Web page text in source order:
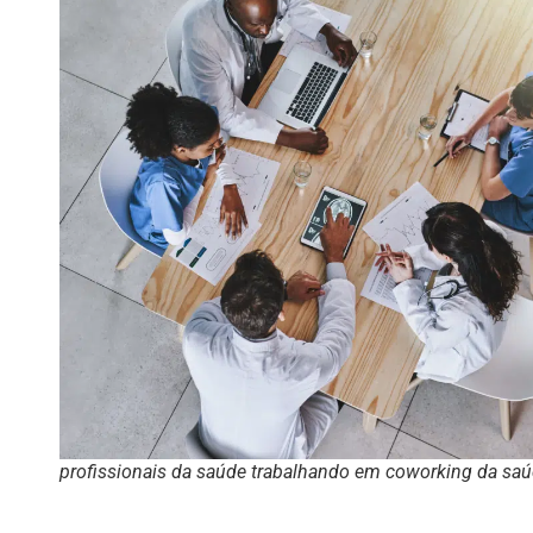
profissionais da saúde trabalhando em coworking da